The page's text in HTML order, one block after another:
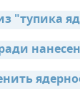
"тупика